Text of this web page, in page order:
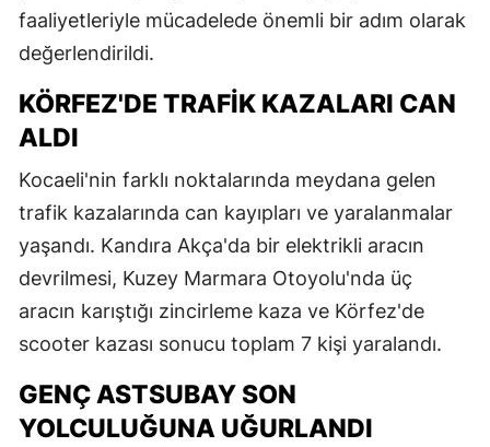
faaliyetleriyle mücadelede önemli bir adım olarak
değerlendirildi.
KÖRFEZ'DE TRAFIK KAZALARI CAN
ALDI
Kocaeli'nin farklı noktalarında meydana gelen
trafik kazalarında can kayıpları ve yaralanmalar
yaşandı. Kandıra Akça'da bir elektrikli aracın
devrilmesi, Kuzey Marmara Otoyolu'nda üç
aracın karıştığı zincirleme kaza ve Körfez'de
scooter kazası sonucu toplam 7 kişi yaralandı.
GENÇ ASTSUBAY SON
YOLCULUĞUNA UĞURLANDI